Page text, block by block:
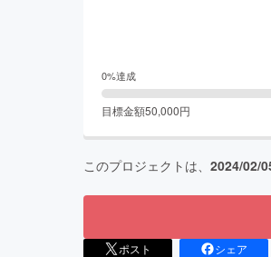
0%達成
目標金額50,000円
このプロジェクトは、 2024/02/
ポスト シェア